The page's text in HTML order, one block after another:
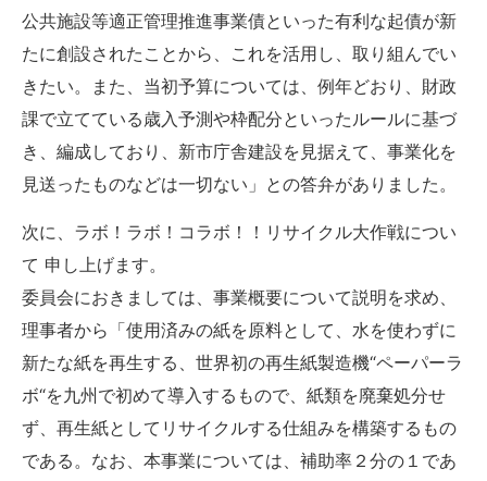
公共施設等適正管理推進事業債といった有利な起債が新
たに創設されたことから、これを活用し、取り組んでい
きたい。また、当初予算については、例年どおり、財政
課で立てている歳入予測や枠配分といったルールに基づ
き、編成しており、新市庁舎建設を見据えて、事業化を
見送ったものなどは一切ない」との答弁がありました。
次に、ラボ！ラボ！コラボ！！リサイクル大作戦につい
て 申し上げます。
委員会におきましては、事業概要について説明を求め、
理事者から「使用済みの紙を原料として、水を使わずに
新たな紙を再生する、世界初の再生紙製造機“ペーパーラ
ボ“を九州で初めて導入するもので、紙類を廃棄処分せ
ず、再生紙としてリサイクルする仕組みを構築するもの
である。なお、本事業については、補助率２分の１であ